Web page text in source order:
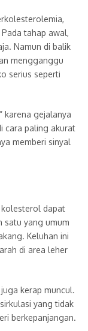
tahap awal,
Namun di balik
mengganggu
serius seperti
karena gejalanya
cara paling akurat
memberi sinyal
kolesterol dapat
satu yang umum
Keluhan ini
di area leher
kerap muncul.
yang tidak
berkepanjangan.